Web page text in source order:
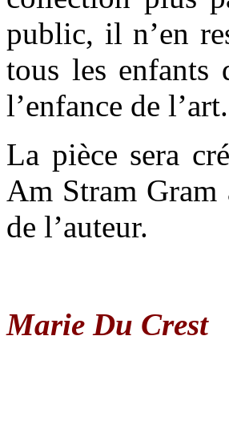
public, il n’en
tous les enfants
l’enfance de l’art.
La pièce sera
Am Stram Gram
de l’auteur.
Marie Du Crest